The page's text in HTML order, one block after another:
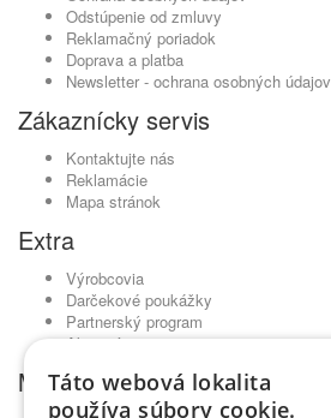
Odstúpenie od zmluvy
Reklamačný poriadok
Doprava a platba
Newsletter - ochrana osobných údajov
Zákaznícky servis
Kontaktujte nás
Reklamácie
Mapa stránok
Extra
Výrobcovia
Darčekové poukážky
Partnerský program
Akciový tovar
Môj účet
Táto webová lokalita
používa súbory cookie.